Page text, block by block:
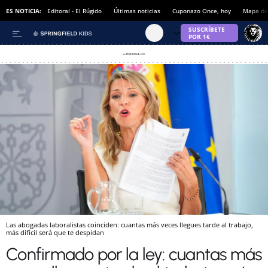
ES NOTICIA: Editoral - El Rúgido Últimas noticias Cuponazo Once, hoy Mapa
Las abogadas laboralistas coinciden: cuantas más veces llegues tarde al trabajo,
más difícil será que te despidan
Confirmado por la ley: cuantas más